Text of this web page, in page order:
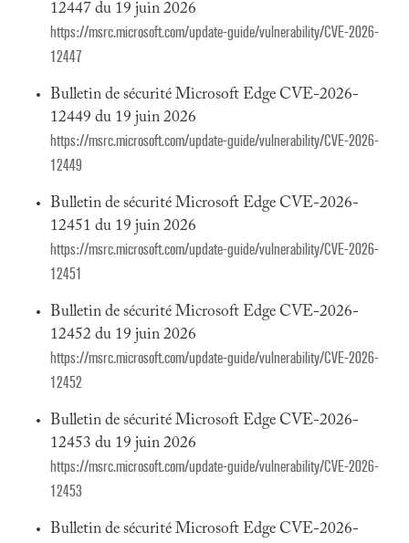
12447 du 19 juin 2026
https://msrc.microsoft.com/update-guide/vulnerability/CVE-2026-
12447
Bulletin de sécurité Microsoft Edge CVE-2026-
12449 du 19 juin 2026
https://msrc.microsoft.com/update-guide/vulnerability/CVE-2026-
12449
Bulletin de sécurité Microsoft Edge CVE-2026-
12451 du 19 juin 2026
https://msrc.microsoft.com/update-guide/vulnerability/CVE-2026-
12451
Bulletin de sécurité Microsoft Edge CVE-2026-
12452 du 19 juin 2026
https://msrc.microsoft.com/update-guide/vulnerability/CVE-2026-
12452
Bulletin de sécurité Microsoft Edge CVE-2026-
12453 du 19 juin 2026
https://msrc.microsoft.com/update-guide/vulnerability/CVE-2026-
12453
Bulletin de sécurité Microsoft Edge CVE-2026-